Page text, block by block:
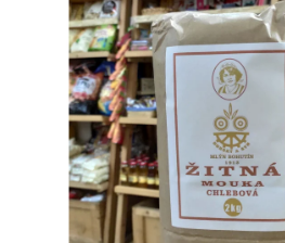
hvězdiček.